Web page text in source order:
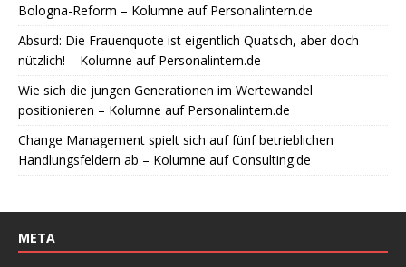
Bologna-Reform – Kolumne auf Personalintern.de
Absurd: Die Frauenquote ist eigentlich Quatsch, aber doch
nützlich! – Kolumne auf Personalintern.de
Wie sich die jungen Generationen im Wertewandel
positionieren – Kolumne auf Personalintern.de
Change Management spielt sich auf fünf betrieblichen
Handlungsfeldern ab – Kolumne auf Consulting.de
META